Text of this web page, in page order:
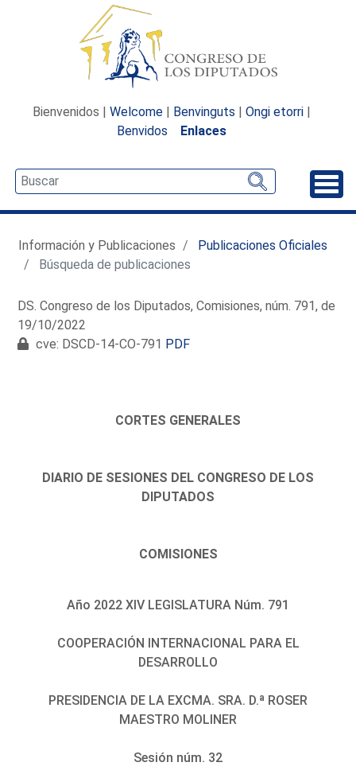
Bienvenidos | Welcome | Benvinguts | Ongi etorri |
Benvidos
Enlaces
Información y Publicaciones
Publicaciones Oficiales
Búsqueda de publicaciones
DS. Congreso de los Diputados, Comisiones, núm. 791, de
19/10/2022
cve: DSCD-14-CO-791 PDF
CORTES GENERALES
DIARIO DE SESIONES DEL CONGRESO DE LOS
DIPUTADOS
COMISIONES
Año 2022 XIV LEGISLATURA Núm. 791
COOPERACIÓN INTERNACIONAL PARA EL
DESARROLLO
PRESIDENCIA DE LA EXCMA. SRA. D.ª ROSER
MAESTRO MOLINER
Sesión núm. 32